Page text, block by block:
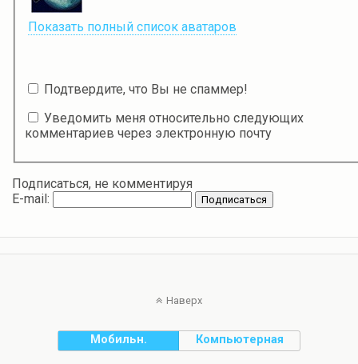
Показать полный список аватаров
Подтвердите, что Вы не спаммер!
Уведомить меня относительно следующих
комментариев через электронную почту
Подписаться, не комментируя
E-mail:
Наверх
Мобильн. Компьютерная